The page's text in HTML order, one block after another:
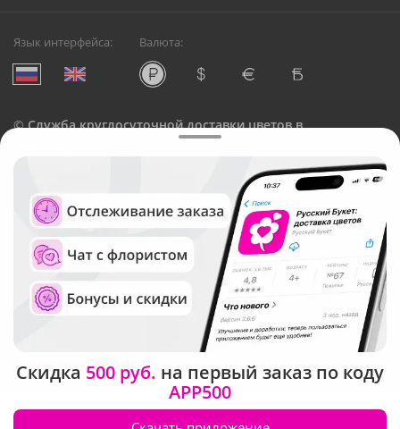
Язык интерфейса: Валюта:
©Служба круглосуточной доставки цветов в
Русский Букет, 2026
Общество с ограниченной ответственностью «Технология»
ОГРН: 1195476081745, ИНН: 5410081997
Юридический адрес: г. Новосибирск, ул. Ипподромская,
д.42, оф. 3
Рейтинг Русского букета
Скидка 500 руб. на первый заказ по коду
APP500